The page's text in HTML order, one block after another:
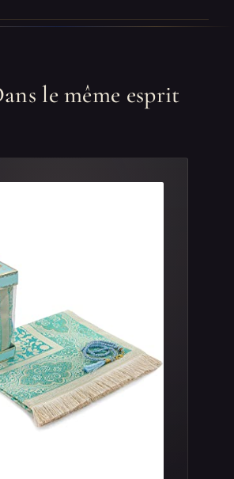
le même esprit